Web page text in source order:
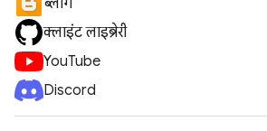
ब्लॉग
क्लाइंट लाइब्रेरी
YouTube
Discord